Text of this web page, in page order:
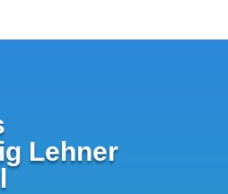
Lehner